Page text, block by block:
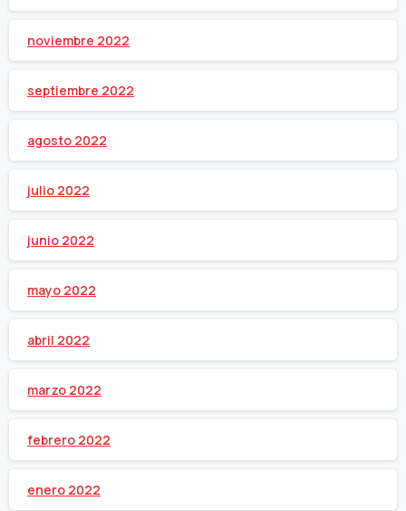
noviembre 2022
septiembre 2022
agosto 2022
julio 2022
junio 2022
mayo 2022
abril 2022
marzo 2022
febrero 2022
enero 2022